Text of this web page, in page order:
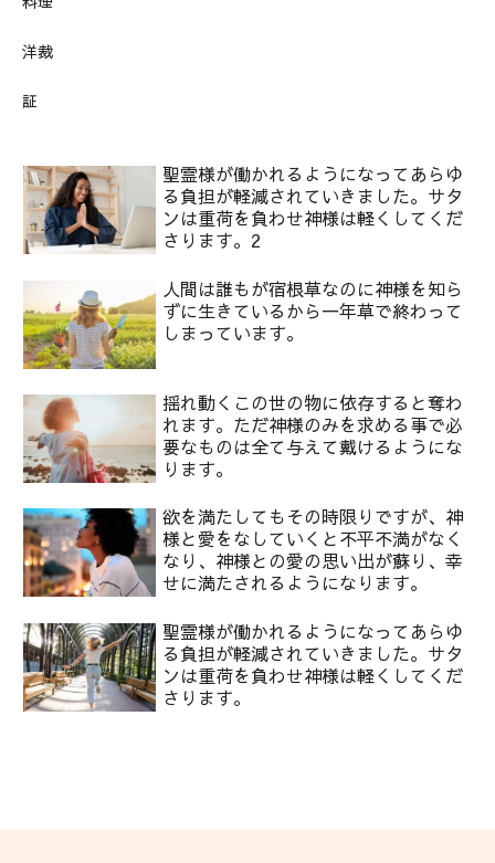
洋裁
証
聖霊様が働かれるようになってあらゆ
る負担が軽減されていきました。サタ
ンは重荷を負わせ神様は軽くしてくだ
さります。2
人間は誰もが宿根草なのに神様を知ら
ずに生きているから一年草で終わって
しまっています。
揺れ動くこの世の物に依存すると奪わ
れます。ただ神様のみを求める事で必
要なものは全て与えて戴けるようにな
ります。
欲を満たしてもその時限りですが、神
様と愛をなしていくと不平不満がなく
なり、神様との愛の思い出が蘇り、幸
せに満たされるようになります。
聖霊様が働かれるようになってあらゆ
る負担が軽減されていきました。サタ
ンは重荷を負わせ神様は軽くしてくだ
さります。